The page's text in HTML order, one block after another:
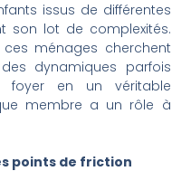
issus de différentes
son lot de complexités.
ces ménages cherchent
dynamiques parfois
foyer en un véritable
membre a un rôle à
points de friction